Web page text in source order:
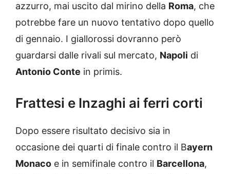
azzurro, mai uscito dal mirino della Roma, che
potrebbe fare un nuovo tentativo dopo quello
di gennaio. I giallorossi dovranno però
guardarsi dalle rivali sul mercato, Napoli di
Antonio Conte in primis.
Frattesi e Inzaghi ai ferri corti
Dopo essere risultato decisivo sia in
occasione dei quarti di finale contro il Bayern
Monaco e in semifinale contro il Barcellona,